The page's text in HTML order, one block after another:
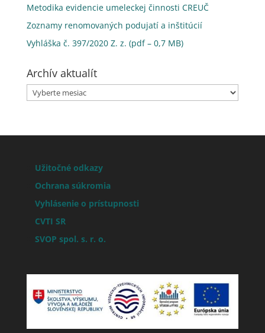
Metodika evidencie umeleckej činnosti CREUČ
Zoznamy renomovaných podujatí a inštitúcií
Vyhláška č. 397/2020 Z. z. (pdf – 0,7 MB)
Archív aktualít
Archív
aktualít
Užitočné odkazy
Ochrana súkromia
Vyhlásenie o prístupnosti
CVTI SR
SVOP spol. s. r. o.